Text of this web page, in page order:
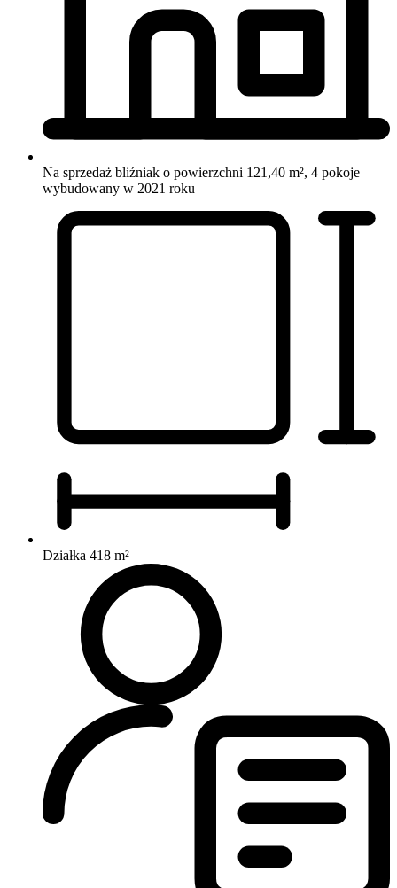
Na sprzedaż bliźniak o powierzchni 121,40 m², 4 pokoje
wybudowany w 2021 roku
Działka 418 m²